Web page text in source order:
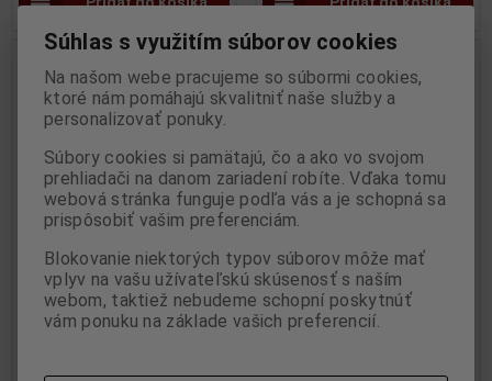
1:18 Volkswagen Beetle 1303
Racer "53" 1973 CREAM -
Solido - S1800505
Katalógové číslo:SO-S1800505
1:18 BMW E30 Sport Evo 1990
Black - SOLIDO - S1801501
Výrobca: SOLIDO
Súhlas s využitím súborov cookies
Na našom webe pracujeme so súbormi cookies,
ktoré nám pomáhajú skvalitniť naše služby a
personalizovať ponuky.
Súbory cookies si pamätajú, čo a ako vo svojom
prehliadači na danom zariadení robíte. Vďaka tomu
webová stránka funguje podľa vás a je schopná sa
prispôsobiť vašim preferenciám.
Blokovanie niektorých typov súborov môže mať
vplyv na vašu užívateľskú skúsenosť s naším
webom, taktiež nebudeme schopní poskytnúť
vám ponuku na základe vašich preferencií.